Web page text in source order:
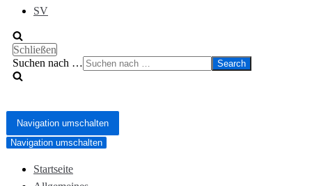
SV
Schließen
Suchen nach …
Navigation umschalten
Navigation umschalten
Startseite